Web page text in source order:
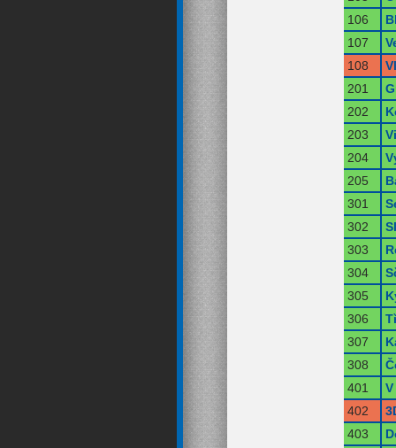
106
107
108
201
202
203
204
205
301
302
303
304
305
306
307
308
401
V
402
403